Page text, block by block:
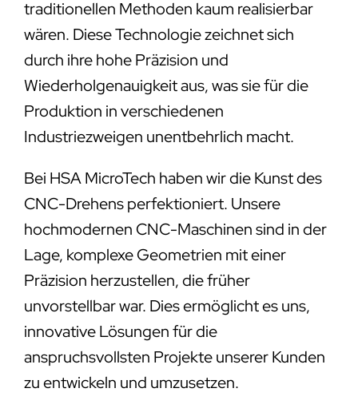
traditionellen Methoden kaum realisierbar
wären. Diese Technologie zeichnet sich
durch ihre hohe Präzision und
Wiederholgenauigkeit aus, was sie für die
Produktion in verschiedenen
Industriezweigen unentbehrlich macht.
Bei HSA MicroTech haben wir die Kunst des
CNC-Drehens perfektioniert. Unsere
hochmodernen CNC-Maschinen sind in der
Lage, komplexe Geometrien mit einer
Präzision herzustellen, die früher
unvorstellbar war. Dies ermöglicht es uns,
innovative Lösungen für die
anspruchsvollsten Projekte unserer Kunden
zu entwickeln und umzusetzen.